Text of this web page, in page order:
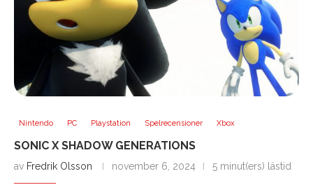
Nintendo PC Playstation Spelrecensioner Xbox
SONIC X SHADOW GENERATIONS
av Fredrik Olsson november 6, 2024 5 minut(ers) lästid